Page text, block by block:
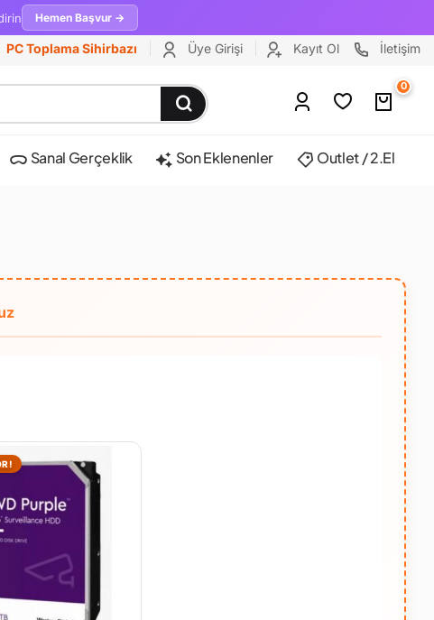
Hemen Başvur →
PC Toplama Sihirbazı Üye Girişi Kayıt Ol İletişim
0
Sanal Gerçeklik Son Eklenenler Outlet / 2.El